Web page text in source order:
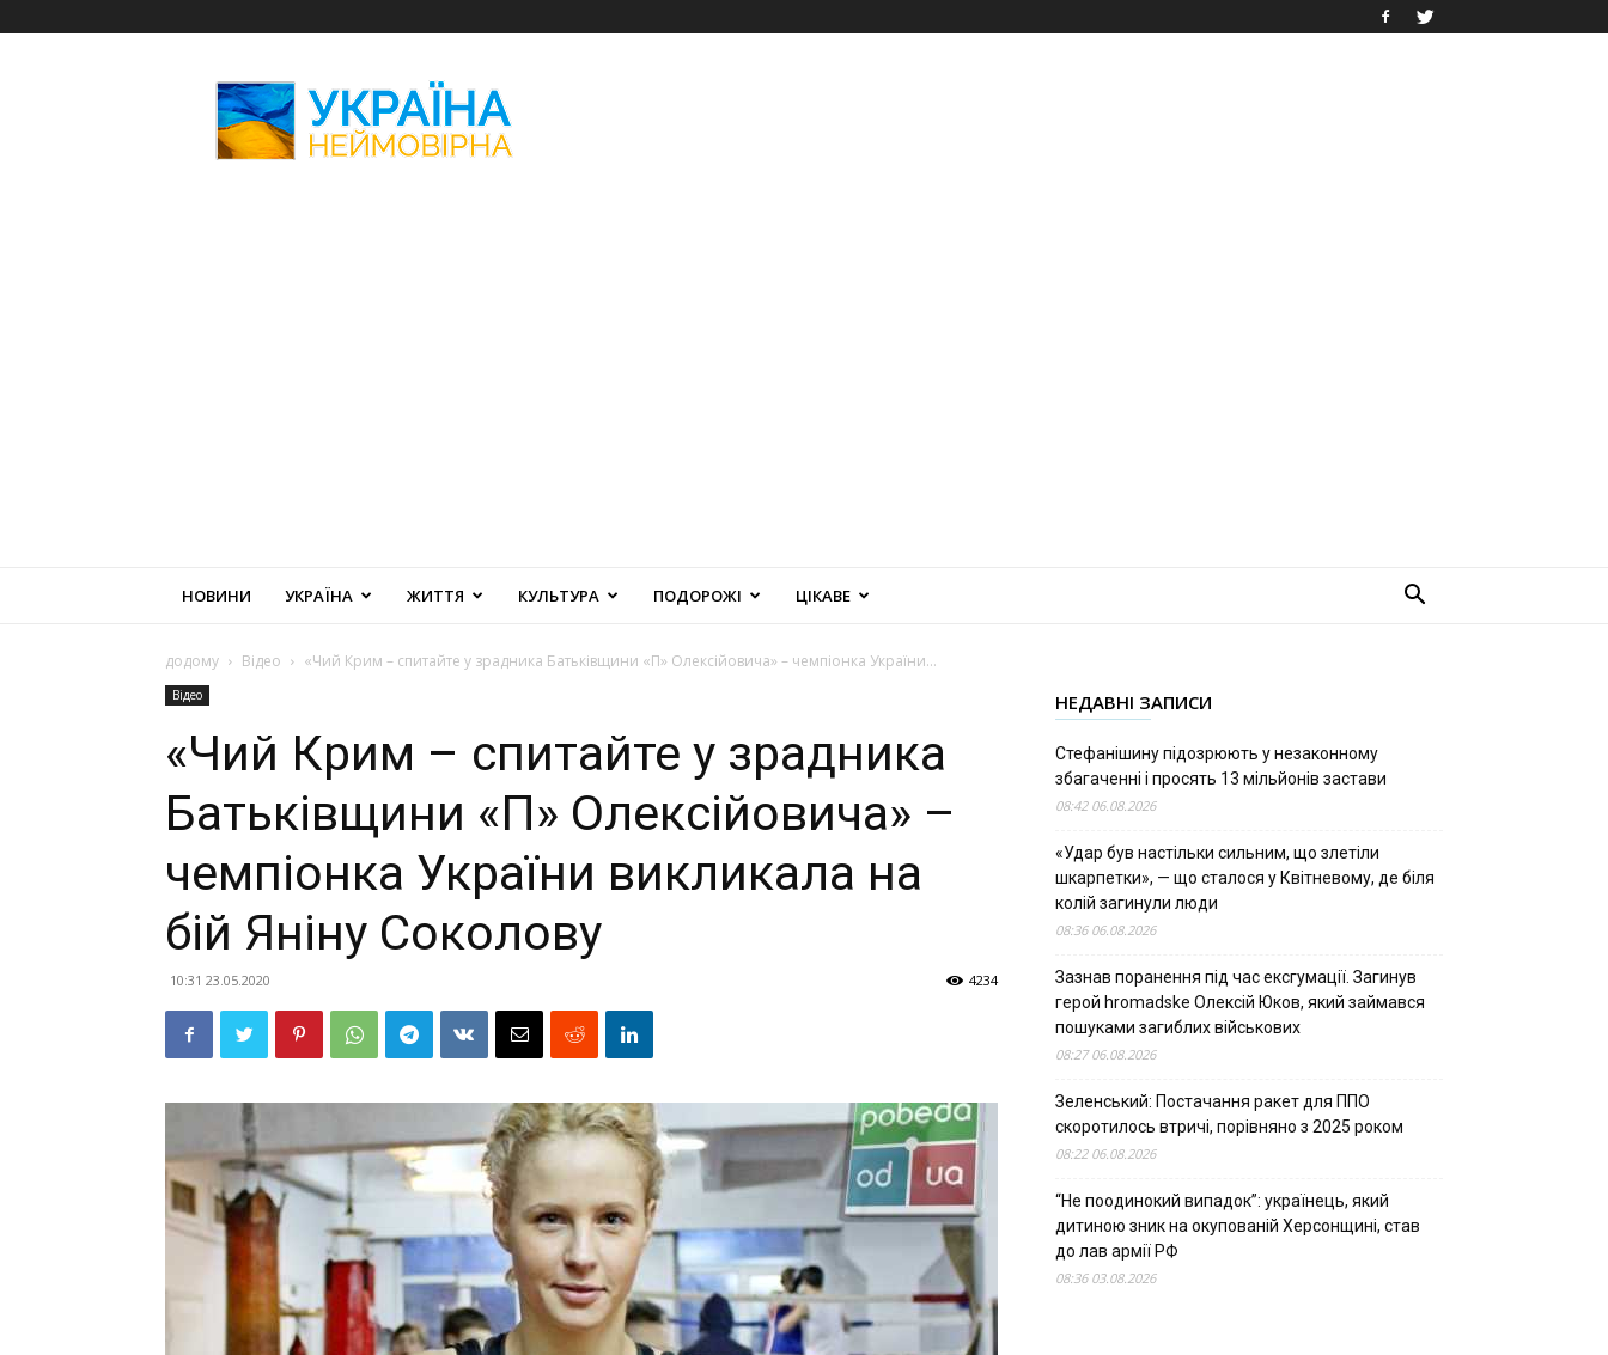
Неймовірна
НОВИНИ УКРАЇНА ЖИТТЯ КУЛЬТУРА ПОДОРОЖІ ЦІКАВЕ
додому Відео «Чий Крим – спитайте у зрадника Батьківщини «П» Олексійовича» – чемпіонка України...
Відео
«Чий Крим – спитайте у зрадника
Батьківщини «П» Олексійовича» –
чемпіонка України викликала на
бій Яніну Соколову
10:31 23.05.2020 4234
НЕДАВНІ ЗАПИСИ
Стефанішину підозрюють у незаконному
збагаченні і просять 13 мільйонів застави
08:42 06.08.2026
«Удар був настільки сильним, що злетіли
шкарпетки», — що сталося у Квітневому, де біля
колій загинули люди
08:36 06.08.2026
Зазнав поранення під час ексгумації. Загинув
герой hromadske Олексій Юков, який займався
пошуками загиблих військових
08:27 06.08.2026
Зеленський: Постачання ракет для ППО
скоротилось втричі, порівняно з 2025 роком
08:22 06.08.2026
“Не поодинокий випадок”: українець, який
дитиною зник на окупованій Херсонщині, став
до лав армії РФ
08:36 03.08.2026